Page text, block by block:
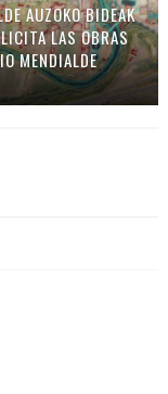
AUZOKO BIDEAK
LAS OBRAS
MENDIALDE